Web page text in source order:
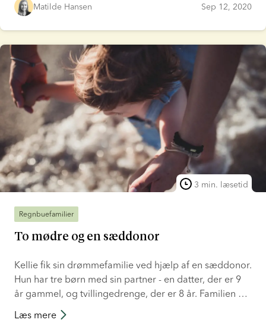
Matilde Hansen Sep 12, 2020
3 min. læsetid
Regnbuefamilier
To mødre og en sæddonor
Kellie fik sin drømmefamilie ved hjælp af en sæddonor.
Hun har tre børn med sin partner - en datter, der er 9
år gammel, og tvillingedrenge, der er 8 år. Familien på
fem er som de fleste andre familier, bortset fra at
børnene har to mødre.
Læs mere